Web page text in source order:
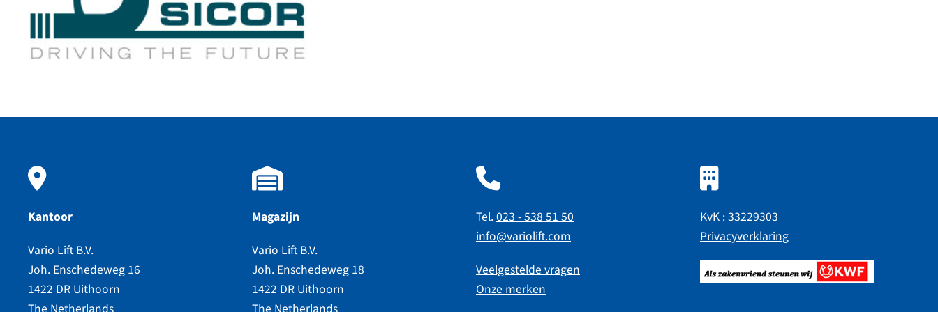
Kantoor
Vario Lift B.V.
Joh. Enschedeweg 16
1422 DR Uithoorn
Magazijn
Vario Lift B.V.
Joh. Enschedeweg 18
1422 DR Uithoorn
Tel.023 - 538 51 50
info@variolift.com
Veelgestelde vragen
Onze merken
KvK : 33229303
Privacyverklaring